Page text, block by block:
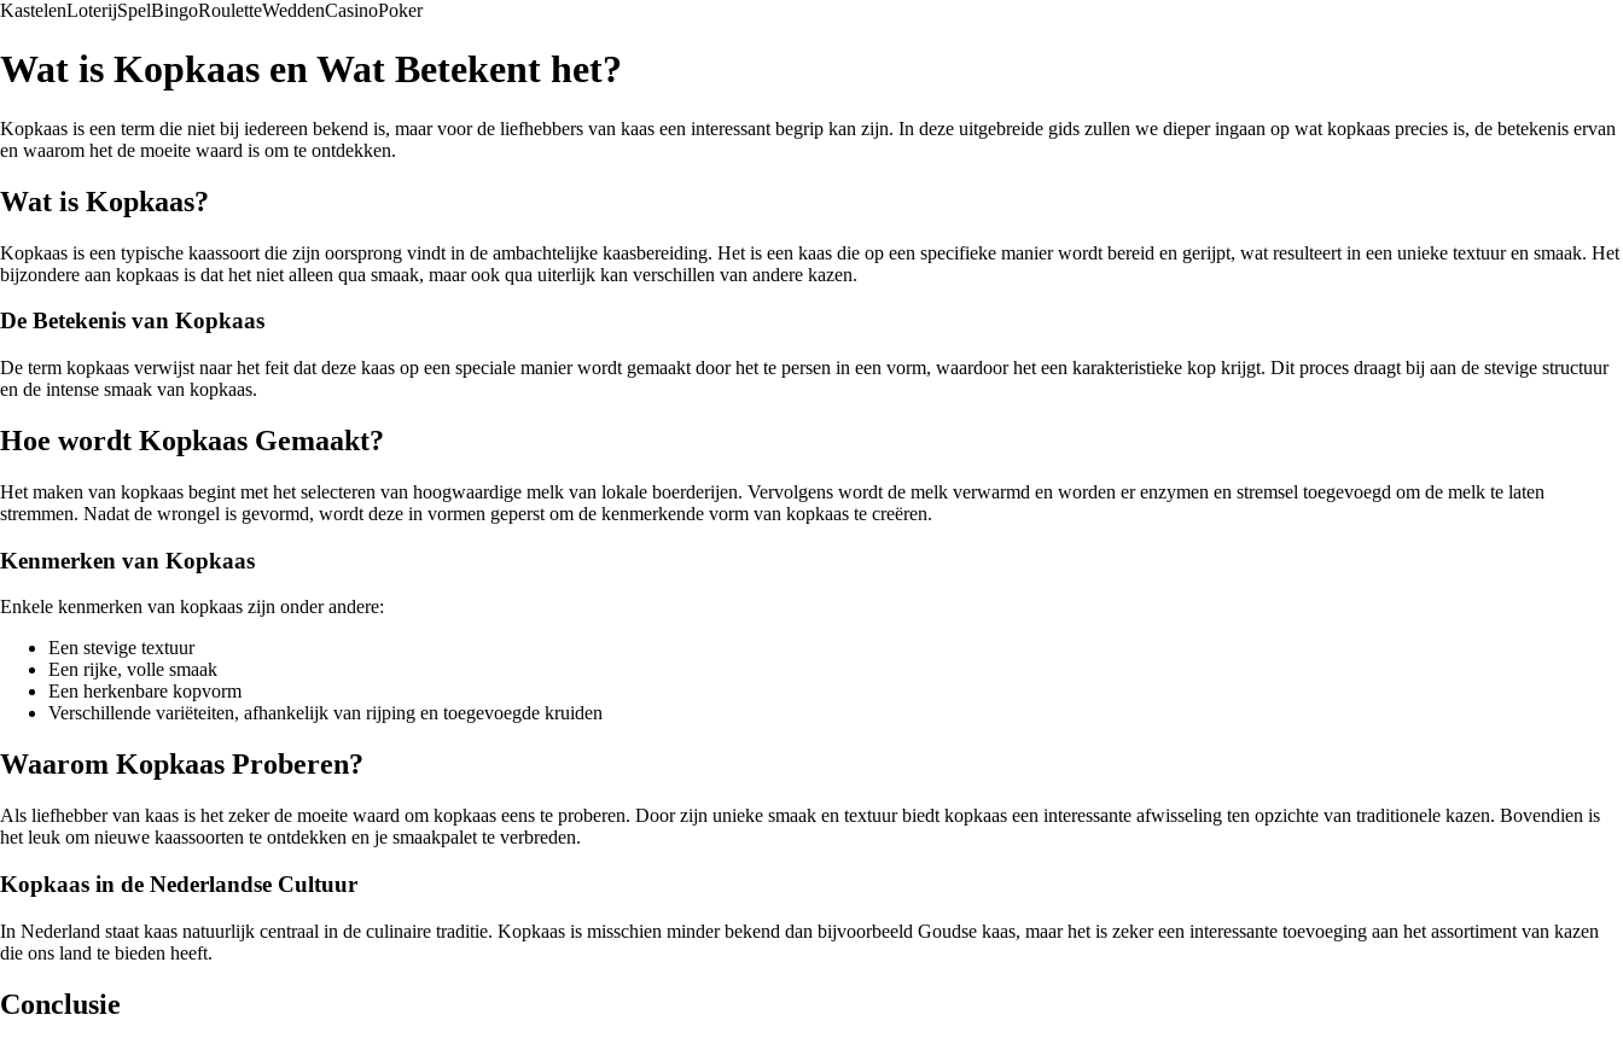
KastelenLoterijSpelBingoRouletteWeddenCasinoPoker
Wat is Kopkaas en Wat Betekent het?
Kopkaas is een term die niet bij iedereen bekend is, maar voor de liefhebbers van kaas een interessant begrip kan zijn. In deze uitgebreide gids zullen we dieper ingaan op wat kopkaas precies is, de betekenis ervan
en waarom het de moeite waard is om te ontdekken.
Wat is Kopkaas?
Kopkaas is een typische kaassoort die zijn oorsprong vindt in de ambachtelijke kaasbereiding. Het is een kaas die op een specifieke manier wordt bereid en gerijpt, wat resulteert in een unieke textuur en smaak. Het
bijzondere aan kopkaas is dat het niet alleen qua smaak, maar ook qua uiterlijk kan verschillen van andere kazen.
De Betekenis van Kopkaas
De term kopkaas verwijst naar het feit dat deze kaas op een speciale manier wordt gemaakt door het te persen in een vorm, waardoor het een karakteristieke kop krijgt. Dit proces draagt bij aan de stevige structuur
en de intense smaak van kopkaas.
Hoe wordt Kopkaas Gemaakt?
Het maken van kopkaas begint met het selecteren van hoogwaardige melk van lokale boerderijen. Vervolgens wordt de melk verwarmd en worden er enzymen en stremsel toegevoegd om de melk te laten
stremmen. Nadat de wrongel is gevormd, wordt deze in vormen geperst om de kenmerkende vorm van kopkaas te creëren.
Kenmerken van Kopkaas
Enkele kenmerken van kopkaas zijn onder andere:
Een stevige textuur
Een rijke, volle smaak
Een herkenbare kopvorm
Verschillende variëteiten, afhankelijk van rijping en toegevoegde kruiden
Waarom Kopkaas Proberen?
Als liefhebber van kaas is het zeker de moeite waard om kopkaas eens te proberen. Door zijn unieke smaak en textuur biedt kopkaas een interessante afwisseling ten opzichte van traditionele kazen. Bovendien is
het leuk om nieuwe kaassoorten te ontdekken en je smaakpalet te verbreden.
Kopkaas in de Nederlandse Cultuur
In Nederland staat kaas natuurlijk centraal in de culinaire traditie. Kopkaas is misschien minder bekend dan bijvoorbeeld Goudse kaas, maar het is zeker een interessante toevoeging aan het assortiment van kazen
die ons land te bieden heeft.
Conclusie